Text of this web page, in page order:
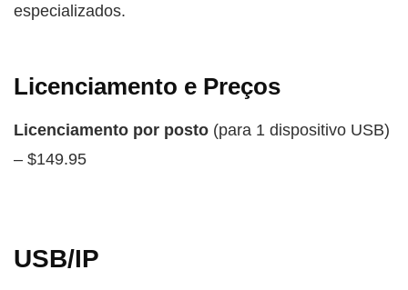
especializados.
Licenciamento e Preços
Licenciamento por posto (para 1 dispositivo USB)
– $149.95
USB/IP